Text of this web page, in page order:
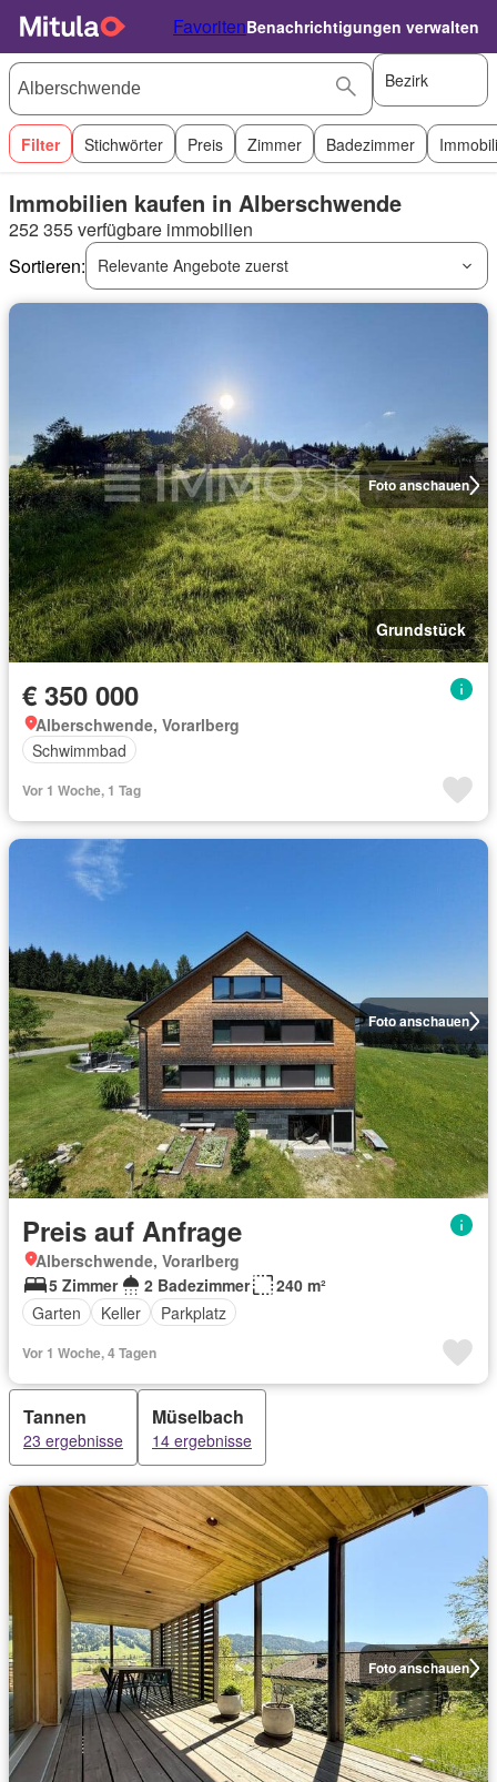
FavoritenBenachrichtigungen verwalten
Bezirk
Filter Stichwörter Preis Zimmer Badezimmer
Immobilien kaufen in Alberschwende
252 355 verfügbare immobilien
Sortieren:
Relevante Angebote zuerst
Foto anschauen
Grundstück
€ 350 000
Alberschwende, Vorarlberg
Schwimmbad
Vor 1 Woche, 1 Tag
Foto anschauen
Preis auf Anfrage
Alberschwende, Vorarlberg
5 Zimmer
2 Badezimmer
240 m²
Garten
Keller Parkplatz
Vor 1 Woche, 4 Tagen
Tannen
23 ergebnisse
Müselbach
14 ergebnisse
Foto anschauen